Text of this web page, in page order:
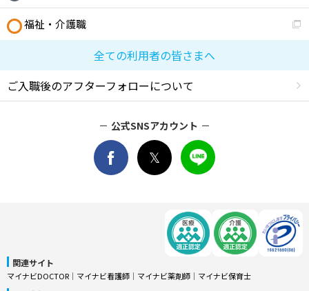
福祉・介護職
全ての利用者の皆さまへ
ご入職後のアフターフォローについて
公式SNSアカウント
関連サイト
マイナビDOCTOR │ マイナビ看護師 │ マイナビ薬剤師 │ マイナビ保育士